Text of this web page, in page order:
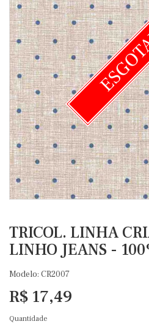
TRICOL. LINHA
LINHO JEANS -
Modelo: CR2007
R$ 17,49
Quantidade